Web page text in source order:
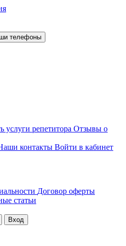
телефоны
услуги репетитора Отзывы о
контакты Войти в кабинет
Договор оферты
статьи
Вход